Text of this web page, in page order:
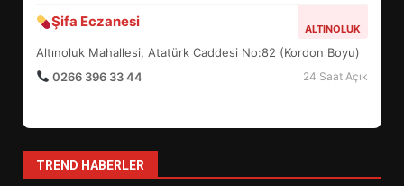
Şifa Eczanesi ALTINOLUK
Altınoluk Mahallesi, Atatürk Caddesi No:82 (Kordon Boyu)
0266 396 33 44
24 Saat Açık
TREND HABERLER
7
YENİ YÖNETİM NASIL
ŞEKİLLENDİ?
1
HAREKETE GEÇİYOR: GÖZLER